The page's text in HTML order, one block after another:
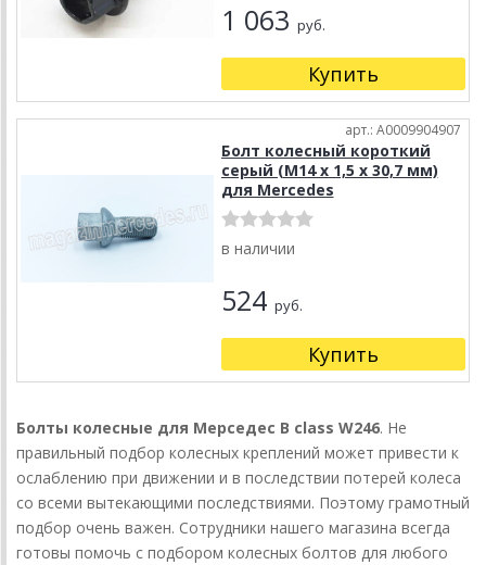
1 063 руб.
Купить
арт.: A0009904907
Болт колесный короткий
серый (M14 x 1,5 x 30,7 мм)
для Mercedes
в наличии
524 руб.
Купить
Болты колесные для Мерседес B class W246. Не
правильный подбор колесных креплений может привести к
ослаблению при движении и в последствии потерей колеса
со всеми вытекающими последствиями. Поэтому грамотный
подбор очень важен. Сотрудники нашего магазина всегда
готовы помочь с подбором колесных болтов для любого